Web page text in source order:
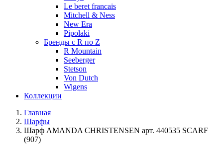
Le beret francais
Mitchell & Ness
New Era
Pipolaki
Бренды с R по Z
R Mountain
Seeberger
Stetson
Von Dutch
Wigens
Коллекции
Главная
Шарфы
Шарф AMANDA CHRISTENSEN арт. 440535 SCARF
(907)